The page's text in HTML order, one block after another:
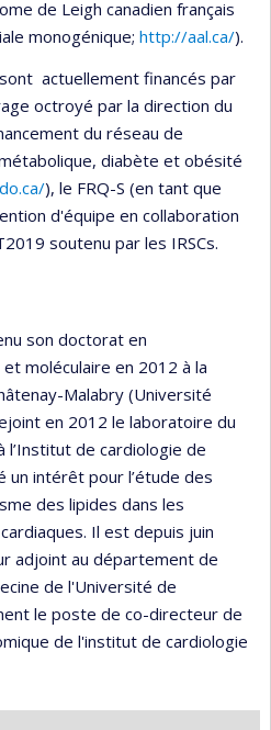
de Leigh canadien français
monogénique; http://aal.ca/).
actuellement financés par
octroyé par la direction du
du réseau de
diabète et obésité
), le FRQ-S (en tant que
d'équipe en collaboration
soutenu par les IRSCs.
son doctorat en
moléculaire en 2012 à la
Malabry (Université
en 2012 le laboratoire du
l’Institut de cardiologie de
un intérêt pour l’étude des
des lipides dans les
Il est depuis juin
adjoint au département de
de l'Université de
le poste de co-directeur de
de l'institut de cardiologie